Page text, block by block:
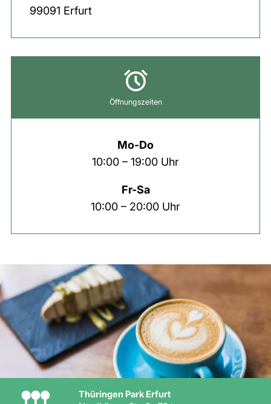
99091 Erfurt
Öffnungszeiten
Mo-Do
10:00 – 19:00 Uhr
Fr-Sa
10:00 – 20:00 Uhr
Thüringen Park Erfurt